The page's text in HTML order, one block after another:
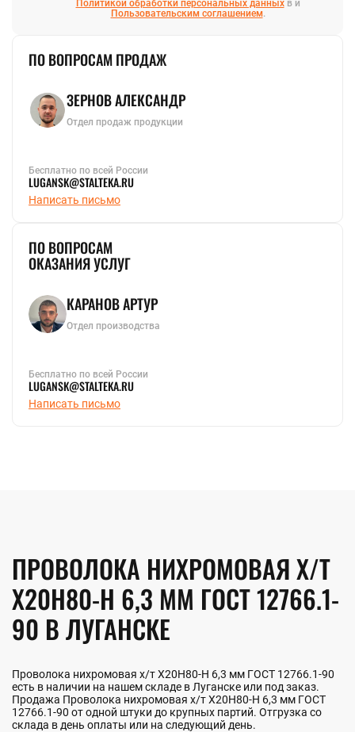
Политикой обработки персональных данныхв и
Пользовательским соглашением.
ПО ВОПРОСАМ ПРОДАЖ
ЗЕРНОВ АЛЕКСАНДР
Отдел продаж продукции
Бесплатно по всей России
LUGANSK@STALTEKA.RU
Написать письмо
ПО ВОПРОСАМ
ОКАЗАНИЯ УСЛУГ
КАРАНОВ АРТУР
Отдел производства
Бесплатно по всей России
LUGANSK@STALTEKA.RU
Написать письмо
ПРОВОЛОКА НИХРОМОВАЯ Х/Т
Х20Н80-Н 6,3 ММ ГОСТ 12766.1-
90 В ЛУГАНСКЕ
Проволока нихромовая х/т Х20Н80-Н 6,3 мм ГОСТ 12766.1-90
есть в наличии на нашем складе в Луганске или под заказ.
Продажа Проволока нихромовая х/т Х20Н80-Н 6,3 мм ГОСТ
12766.1-90 от одной штуки до крупных партий. Отгрузка со
склада в день оплаты или на следующий день.